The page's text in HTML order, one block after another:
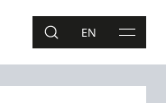
RECHERCHE
EN MAIN
Recherche